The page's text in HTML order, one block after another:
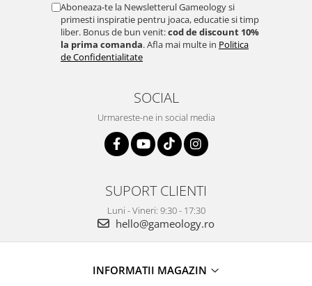
Aboneaza-te la Newsletterul Gameology si
primesti inspiratie pentru joaca, educatie si timp
liber. Bonus de bun venit:cod de discount 10%
la prima comanda. Afla mai multe in Politica
de Confidentialitate
SOCIAL
Urmareste-ne in social media
SUPORT CLIENTI
Luni - Vineri: 9:30 - 17:30
hello@gameology.ro
INFORMATII MAGAZIN